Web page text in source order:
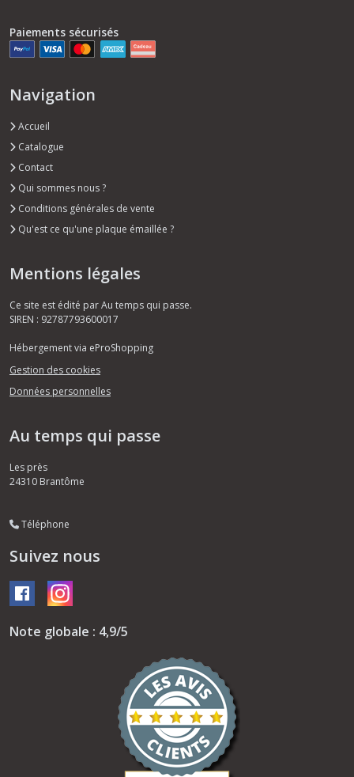
Paiements sécurisés
Navigation
Accueil
Catalogue
Contact
Qui sommes nous ?
Conditions générales de vente
Qu'est ce qu'une plaque émaillée ?
Mentions légales
Ce site est édité par Au temps qui passe.
SIREN : 92787793600017
Hébergement via eProShopping
Gestion des cookies
Données personnelles
Au temps qui passe
Les près
24310 Brantôme
Téléphone
Suivez nous
Note globale : 4,9/5